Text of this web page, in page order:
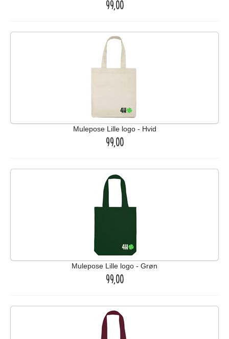
99,00
Mulepose Lille logo - Hvid
99,00
Mulepose Lille logo - Grøn
99,00